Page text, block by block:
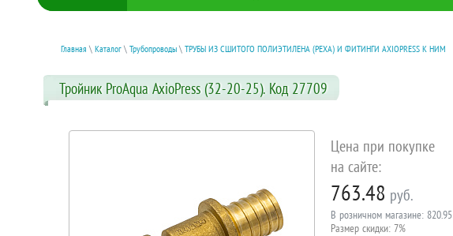
Главная \ Каталог \ Трубопроводы \ ТРУБЫ ИЗ СШИТОГО ПОЛИЭТИЛЕНА (PEXA) И ФИТИНГИ AXIOPRESS К НИМ
Тройник ProAqua AxioPress (32-20-25). Код 27709
Цена при покупке
на сайте:
763.48 руб.
В розничном магазине:
Размер скидки: 7%